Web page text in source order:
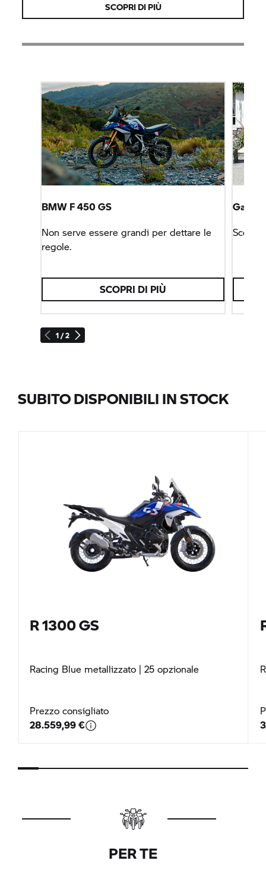
SCOPRI DI PIÙ
1 / 2
BMW F 450 GS
Non serve essere grandi per dettare le
regole.
SCOPRI DI PIÙ
Scegli
SUBITO DISPONIBILI IN STOCK
R 1300 GS
Racing Blue metallizzato | 25 opzionale
Prezzo consigliato
28.559,99 €
PER TE